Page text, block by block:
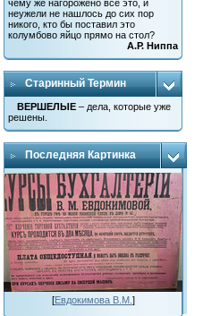
чему же нагорожено все это, и
неужели не нашлось до сих пор
никого, кто бы поставил это
колумбово яйцо прямо на стол?
А.Р. Ниппа
Старинный Термин
ВЕРШЕЛЫЕ – дела, которые уже
решены.
Последняя Картинка
[Евдокимова В.М. ]